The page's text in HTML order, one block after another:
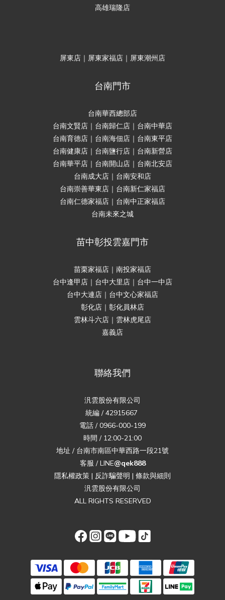
高雄瑞隆店
屏東店｜屏東家福店｜屏東潮州店
台南門市
台南華西總部店
台南文賢店｜台南歸仁店｜台南中華店
台南育德店｜台南海佃店｜台南東平店
台南健康店｜台南鹽行店｜台南新營店
台南華平店｜台南開山店｜台南北安店
台南成大店｜台南安和店
台南崇善華東店｜台南新仁家福店
台南仁德家福店｜台南中正家福店
台南未來之城
苗中彰投雲嘉門市
苗栗家福店｜南投家福店
台中逢甲店｜台中大里店｜台中一中店
台中大連店｜台中文心家福店
彰化店｜彰化員林店
雲林斗六店｜雲林虎尾店
嘉義店
聯絡我們
汎雲股份有限公司
統編 / 42915667
電話 / 0966-000-199
時間 / 12:00-21:00
地址 / 台南市南區中華西路一段21號
客服 / LINE@qek888
隱私權政策 | 反詐騙聲明 | 條款與細則
汎雲股份有限公司
ALL RIGHTS RESERVED